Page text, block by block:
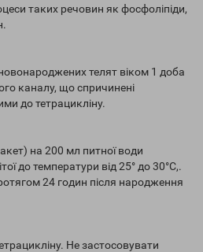
таких речовин як фосфоліпіди,
телят віком 1 доба
каналу, що спричинені
до тетрацикліну.
на 200 мл питної води
до температури від 25° до 30°С,.
24 годин після народження
Не застосовувати